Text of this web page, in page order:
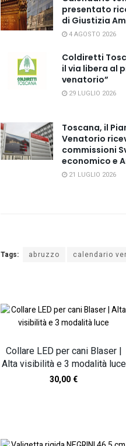
presentato
di Giustizia
4 AGOSTO 2026
Coldiretti
il via libera al
venatorio”
29 LUGLIO 2026
Toscana, il
Venatorio
commissioni
economico e
21 LUGLIO 2026
Tags: abruzzo calendario
Collare LED per cani Blaser |
Alta visibilità e 3 modalità luce
30,00€